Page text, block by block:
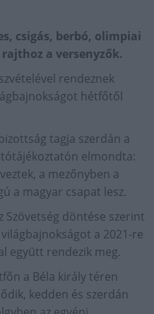
csigás, berbó, olimpiai
a versenyzők.
rendeznek
hétfőtől
tagja szerdán a
elmondta:
a mezőnyben a
a magyar csapat lesz.
Szövetség döntése szerint
a 2021-re
együtt rendezik meg.
a Béla király téren
kedden és szerdán